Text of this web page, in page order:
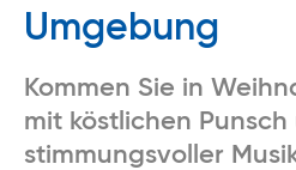
Umgebung
Kommen Sie in
mit köstlichen Punsch
stimmungsvoller